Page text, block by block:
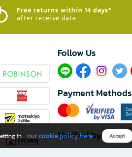
Free returns within 14 days*
after receive date
Follow Us​
Payment Methods
Verified by
in our cookie policy here Accept